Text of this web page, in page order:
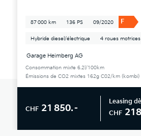
87 000 km 136 PS 09/2020 F
Hybride diesel/électrique 4 roues motrices
Garage Heimberg AG
Consommation mixte 6.2l/100km
Émissions de CO2 mixtes 162g C02/km (kombi)
CHF 21 850.–
Leasing
CHF